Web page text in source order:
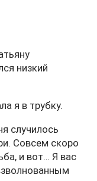
низкий
я в трубку.
случилось
Совсем скоро
и вот… Я вас